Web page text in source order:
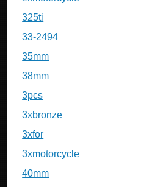
325ti
33-2494
35mm
38mm
3pcs
3xbronze
3xfor
3xmotorcycle
40mm